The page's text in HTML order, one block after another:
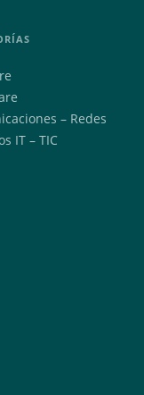
– Redes
IT – TIC